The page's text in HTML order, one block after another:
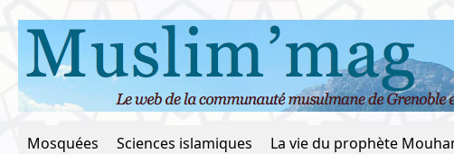
Mosquées Sciences islamiques